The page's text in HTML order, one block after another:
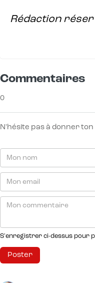
Rédaction
Commentaires
0
N'hésite pas à donner
S'enregistrer ci-dessus pour